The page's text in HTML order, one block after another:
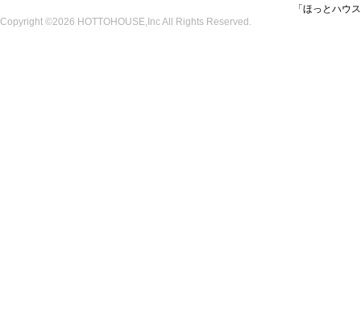
「ほっとハウ
Copyright ©2026 HOTTOHOUSE,Inc All Rights Reserved.